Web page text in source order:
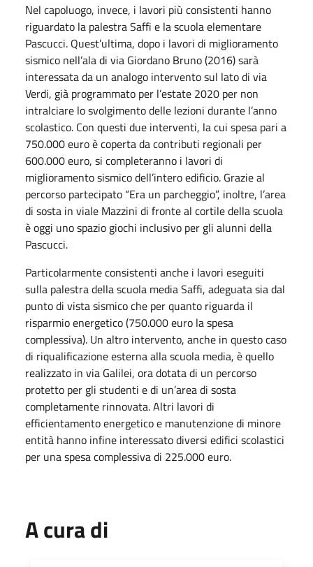
Nel capoluogo, invece, i lavori più consistenti hanno
riguardato la palestra Saffi e la scuola elementare
Pascucci. Quest’ultima, dopo i lavori di miglioramento
sismico nell’ala di via Giordano Bruno (2016) sarà
interessata da un analogo intervento sul lato di via
Verdi, già programmato per l’estate 2020 per non
intralciare lo svolgimento delle lezioni durante l’anno
scolastico. Con questi due interventi, la cui spesa pari a
750.000 euro è coperta da contributi regionali per
600.000 euro, si completeranno i lavori di
miglioramento sismico dell’intero edificio. Grazie al
percorso partecipato “Era un parcheggio”, inoltre, l’area
di sosta in viale Mazzini di fronte al cortile della scuola
è oggi uno spazio giochi inclusivo per gli alunni della
Pascucci.
Particolarmente consistenti anche i lavori eseguiti
sulla palestra della scuola media Saffi, adeguata sia dal
punto di vista sismico che per quanto riguarda il
risparmio energetico (750.000 euro la spesa
complessiva). Un altro intervento, anche in questo caso
di riqualificazione esterna alla scuola media, è quello
realizzato in via Galilei, ora dotata di un percorso
protetto per gli studenti e di un’area di sosta
completamente rinnovata. Altri lavori di
efficientamento energetico e manutenzione di minore
entità hanno infine interessato diversi edifici scolastici
per una spesa complessiva di 225.000 euro.
A cura di